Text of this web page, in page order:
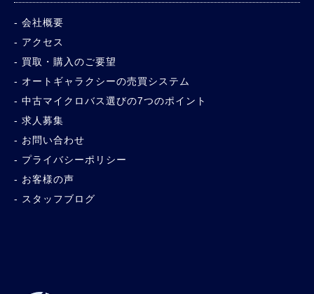
会社概要
アクセス
買取・購入のご要望
オートギャラクシーの売買システム
中古マイクロバス選びの7つのポイント
求人募集
お問い合わせ
プライバシーポリシー
お客様の声
スタッフブログ